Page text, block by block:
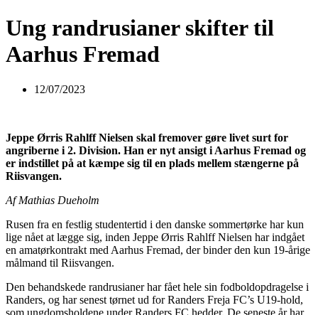
Ung randrusianer skifter til
Aarhus Fremad
12/07/2023
Jeppe Ørris Rahlff Nielsen skal fremover gøre livet surt for
angriberne i 2. Division. Han er nyt ansigt i Aarhus Fremad og
er indstillet på at kæmpe sig til en plads mellem stængerne på
Riisvangen.
Af Mathias Dueholm
Rusen fra en festlig studentertid i den danske sommertørke har kun
lige nået at lægge sig, inden Jeppe Ørris Rahlff Nielsen har indgået
en amatørkontrakt med Aarhus Fremad, der binder den kun 19-årige
målmand til Riisvangen.
Den behandskede randrusianer har fået hele sin fodboldopdragelse i
Randers, og har senest tørnet ud for Randers Freja FC’s U19-hold,
som ungdomsholdene under Randers FC hedder. De seneste år har